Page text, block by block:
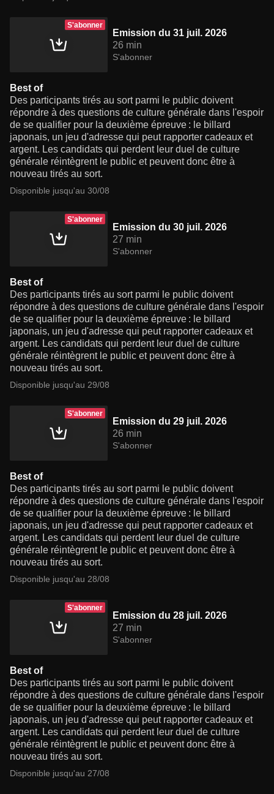
S'abonner
Emission du 31 juil. 2026
26 min
S'abonner
Best of
Des participants tirés au sort parmi le public doivent
répondre à des questions de culture générale dans l'espoir
de se qualifier pour la deuxième épreuve : le billard
japonais, un jeu d'adresse qui peut rapporter cadeaux et
argent. Les candidats qui perdent leur duel de culture
générale réintègrent le public et peuvent donc être à
nouveau tirés au sort.
Disponible jusqu'au 30/08
S'abonner
Emission du 30 juil. 2026
27 min
S'abonner
Best of
Des participants tirés au sort parmi le public doivent
répondre à des questions de culture générale dans l'espoir
de se qualifier pour la deuxième épreuve : le billard
japonais, un jeu d'adresse qui peut rapporter cadeaux et
argent. Les candidats qui perdent leur duel de culture
générale réintègrent le public et peuvent donc être à
nouveau tirés au sort.
Disponible jusqu'au 29/08
S'abonner
Emission du 29 juil. 2026
26 min
S'abonner
Best of
Des participants tirés au sort parmi le public doivent
répondre à des questions de culture générale dans l'espoir
de se qualifier pour la deuxième épreuve : le billard
japonais, un jeu d'adresse qui peut rapporter cadeaux et
argent. Les candidats qui perdent leur duel de culture
générale réintègrent le public et peuvent donc être à
nouveau tirés au sort.
Disponible jusqu'au 28/08
S'abonner
Emission du 28 juil. 2026
27 min
S'abonner
Best of
Des participants tirés au sort parmi le public doivent
répondre à des questions de culture générale dans l'espoir
de se qualifier pour la deuxième épreuve : le billard
japonais, un jeu d'adresse qui peut rapporter cadeaux et
argent. Les candidats qui perdent leur duel de culture
générale réintègrent le public et peuvent donc être à
nouveau tirés au sort.
Disponible jusqu'au 27/08